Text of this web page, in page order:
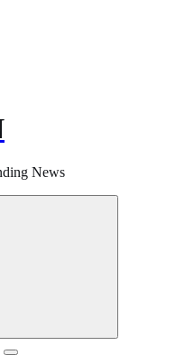
News